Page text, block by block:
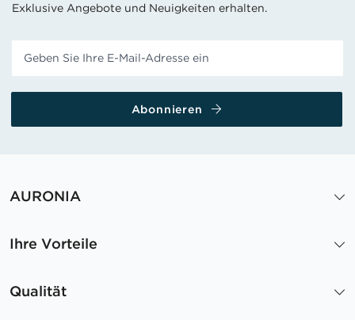
Exklusive Angebote und Neuigkeiten erhalten.
Abonnieren
AURONIA
Ihre Vorteile
Qualität